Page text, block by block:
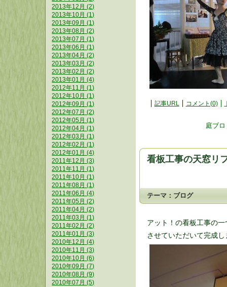
記事URL コメント(0)
庭ブ
看板工事の天窓リ
テーマ：ブログ
アット！の看板工事の
させていただいて完成し
2013年12月 (2)
2013年10月 (1)
2013年09月 (1)
2013年08月 (2)
2013年07月 (1)
2013年06月 (1)
2013年04月 (2)
2013年03月 (2)
2013年02月 (2)
2013年01月 (4)
2012年11月 (1)
2012年10月 (1)
2012年09月 (1)
2012年07月 (2)
2012年05月 (1)
2012年04月 (1)
2012年03月 (1)
2012年02月 (1)
2012年01月 (4)
2011年12月 (3)
2011年11月 (1)
2011年10月 (1)
2011年08月 (1)
2011年06月 (4)
2011年05月 (2)
2011年04月 (2)
2011年03月 (1)
2011年02月 (2)
2011年01月 (3)
2010年12月 (4)
2010年11月 (3)
2010年10月 (6)
2010年09月 (7)
2010年08月 (9)
2010年07月 (5)